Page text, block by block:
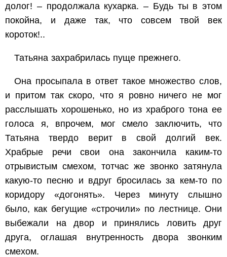
долог! – продолжала кухарка. – Будь ты в этом
покойна, и даже так, что совсем твой век
короток!..
Татьяна захрабрилась пуще прежнего.
Она просыпала в ответ такое множество слов,
и притом так скоро, что я ровно ничего не мог
расслышать хорошенько, но из храброго тона ее
голоса я, впрочем, мог смело заключить, что
Татьяна твердо верит в свой долгий век.
Храбрые речи свои она закончила каким-то
отрывистым смехом, тотчас же звонко затянула
какую-то песню и вдруг бросилась за кем-то по
коридору «догонять». Через минуту слышно
было, как бегущие «строчили» по лестнице. Они
выбежали на двор и принялись ловить друг
друга, оглашая внутренность двора звонким
смехом.